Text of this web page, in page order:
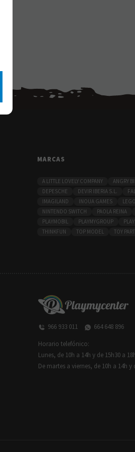
MARCAS
A LITTLE LOVELY COMPANY ANGRY
DEPESCHE
DEVIR IBERIA S.L.
IMAGILAND
INOUA GAMES LEGO
NINTENDO SWITCH
PAOLA REINA
PLAYMOBIL
PLAYMYGROUP
THINKFUN
TOP MODEL TOY
966 933 011 664 648 896
Horario telefónico:
Lunes, de 10h a 14h y de 15h30 a
De martes a viernes, de 10h a 14h y